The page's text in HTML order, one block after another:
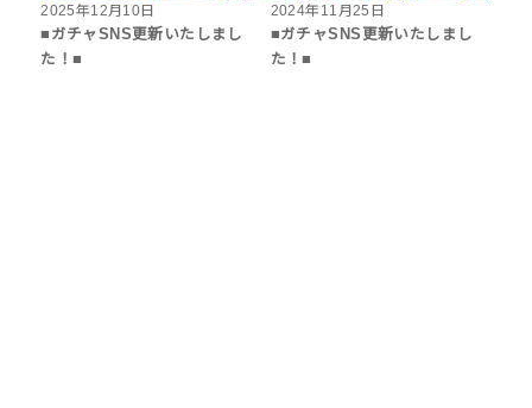
2025年12月10日
■ガチャSNS更新いたしまし
た！■
2024年11月25日
■ガチャSNS更新いたしまし
た！■